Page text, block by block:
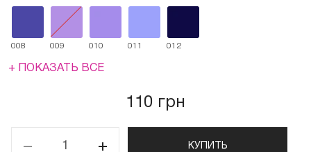
008 009 010 011 012
+ ПОКАЗАТЬ ВСЕ
110 грн
КУПИТЬ